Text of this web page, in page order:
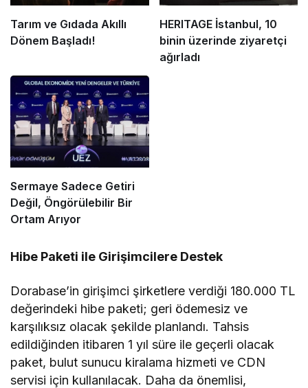
Tarım ve Gıdada Akıllı
Dönem Başladı!
HERITAGE İstanbul, 10
binin üzerinde ziyaretçi
ağırladı
Sermaye Sadece Getiri
Değil, Öngörülebilir Bir
Ortam Arıyor
Hibe Paketi ile Girişimcilere Destek
Dorabase’in girişimci şirketlere verdiği 180.000 TL
değerindeki hibe paketi; geri ödemesiz ve
karşılıksız olacak şekilde planlandı. Tahsis
edildiğinden itibaren 1 yıl süre ile geçerli olacak
paket, bulut sunucu kiralama hizmeti ve CDN
servisi için kullanılacak. Daha da önemlisi,